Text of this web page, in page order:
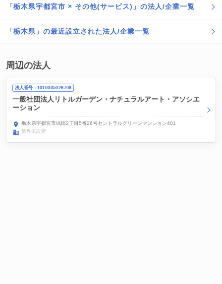
「栃木県宇都宮市 × その他(サービス)」の法人/企業一覧
「栃木県」の最近設立された法人/企業一覧
周辺の法人
法人番号：1010005026708
一般社団法人リトルガーデン・ナチュラルアート・アソシエ
ーション
栃木県宇都宮市塙田2丁目5番26号セントラルグリーンマンション401
業界未設定